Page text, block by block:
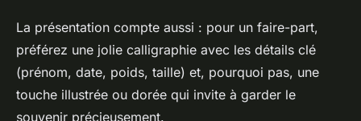
La présentation compte aussi : pour un faire-part,
préférez une jolie calligraphie avec les détails clé
(prénom, date, poids, taille) et, pourquoi pas, une
touche illustrée ou dorée qui invite à garder le
souvenir précieusement.